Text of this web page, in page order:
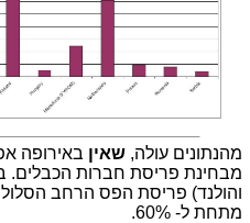
מהנתונים עולה, שאין
מבחינת פריסת חברות הכבלים.
מתחת ל- 60%.